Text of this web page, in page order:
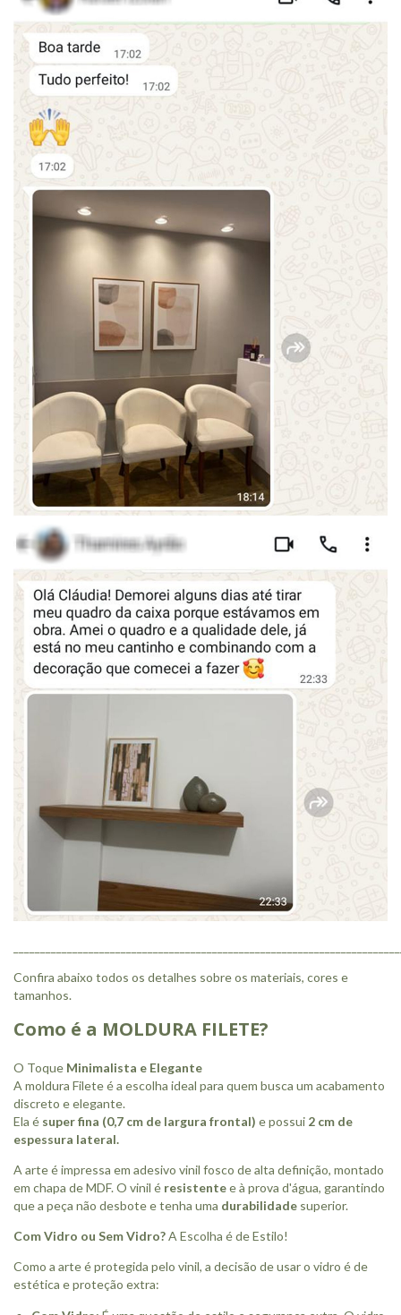
Confira abaixo todos os detalhes sobre os materiais, cores e
tamanhos.
Como é a MOLDURA FILETE?
O Toque Minimalista e Elegante
A moldura Filete é a escolha ideal para quem busca um acabamento
discreto e elegante.
Ela é super fina (0,7 cm de largura frontal) e possui 2 cm de
espessura lateral.
A arte é impressa em adesivo vinil fosco de alta definição, montado
em chapa de MDF. O vinil é resistentee à prova d'água, garantindo
que a peça não desbote e tenha uma durabilidade superior.
Com Vidro ou Sem Vidro?A Escolha é de Estilo!
Como a arte é protegida pelo vinil, a decisão de usar o vidro é de
estética e proteção extra: